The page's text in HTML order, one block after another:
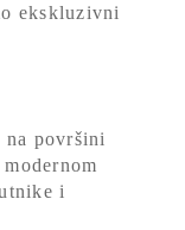
ekskluzivni
površini
i